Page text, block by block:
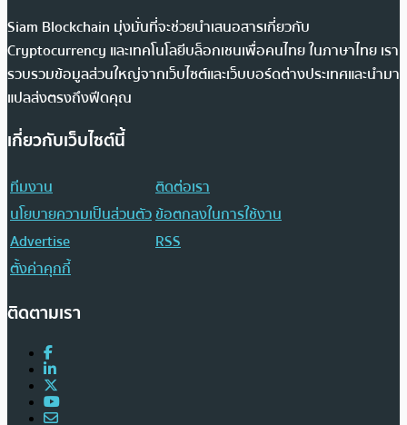
Siam Blockchain มุ่งมั่นที่จะช่วยนำเสนอสารเกี่ยวกับ
Cryptocurrency และเทคโนโลยีบล็อกเชนเพื่อคนไทย ในภาษาไทย เรา
รวบรวมข้อมูลส่วนใหญ่จากเว็บไซต์และเว็บบอร์ดต่างประเทศและนำมา
แปลส่งตรงถึงฟีดคุณ
เกี่ยวกับเว็บไซต์นี้
ทีมงาน
ติดต่อเรา
นโยบายความเป็นส่วนตัวข้อตกลงในการใช้งาน
Advertise
RSS
ตั้งค่าคุกกี้
ติดตามเรา